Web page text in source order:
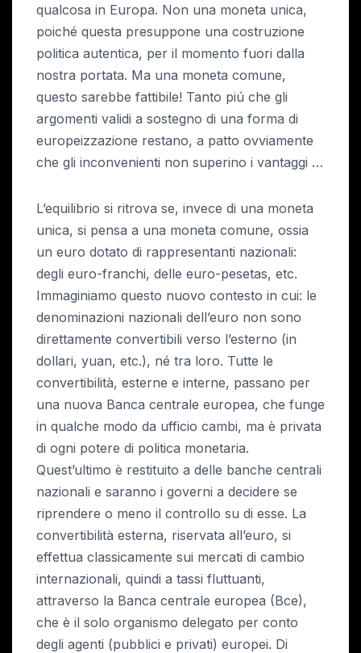
qualcosa in Europa. Non una moneta unica,
poiché questa presuppone una costruzione
politica autentica, per il momento fuori dalla
nostra portata. Ma una moneta comune,
questo sarebbe fattibile! Tanto piú che gli
argomenti validi a sostegno di una forma di
europeizzazione restano, a patto ovviamente
che gli inconvenienti non superino i vantaggi …
L’equilibrio si ritrova se, invece di una moneta
unica, si pensa a una moneta comune, ossia
un euro dotato di rappresentanti nazionali:
degli euro-franchi, delle euro-pesetas, etc.
Immaginiamo questo nuovo contesto in cui: le
denominazioni nazionali dell’euro non sono
direttamente convertibili verso l’esterno (in
dollari, yuan, etc.), né tra loro. Tutte le
convertibilità, esterne e interne, passano per
una nuova Banca centrale europea, che funge
in qualche modo da ufficio cambi, ma è privata
di ogni potere di politica monetaria.
Quest’ultimo è restituito a delle banche centrali
nazionali e saranno i governi a decidere se
riprendere o meno il controllo su di esse. La
convertibilità esterna, riservata all’euro, si
effettua classicamente sui mercati di cambio
internazionali, quindi a tassi fluttuanti,
attraverso la Banca centrale europea (Bce),
che è il solo organismo delegato per conto
degli agenti (pubblici e privati) europei. Di